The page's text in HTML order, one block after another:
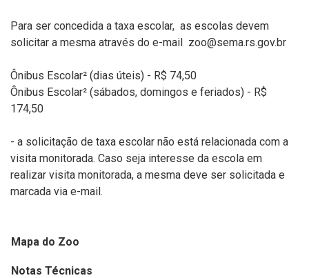
Para ser concedida a taxa escolar, as escolas devem
solicitar a mesma através do e-mail zoo@sema.rs.gov.br
Ônibus Escolar² (dias úteis) - R$ 74,50
Ônibus Escolar² (sábados, domingos e feriados) - R$
174,50
- a solicitação de taxa escolar não está relacionada com a
visita monitorada. Caso seja interesse da escola em
realizar visita monitorada, a mesma deve ser solicitada e
marcada via e-mail.
Mapa do Zoo
Notas Técnicas